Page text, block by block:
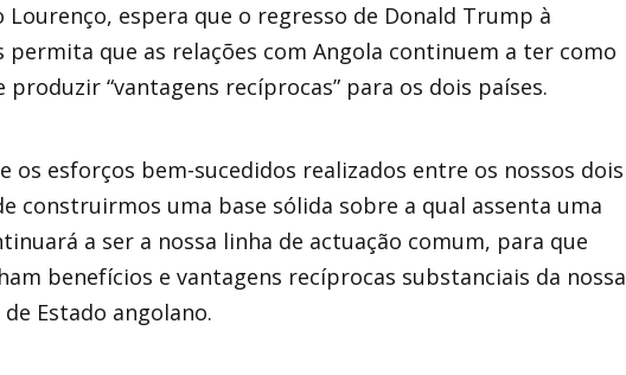
Lourenço, espera que o regresso de Donald Trump à
permita que as relações com Angola continuem a ter como
produzir “vantagens recíprocas” para os dois países.
os esforços bem-sucedidos realizados entre os nossos dois
construirmos uma base sólida sobre a qual assenta uma
a ser a nossa linha de actuação comum, para que
benefícios e vantagens recíprocas substanciais da nossa
Estado angolano.